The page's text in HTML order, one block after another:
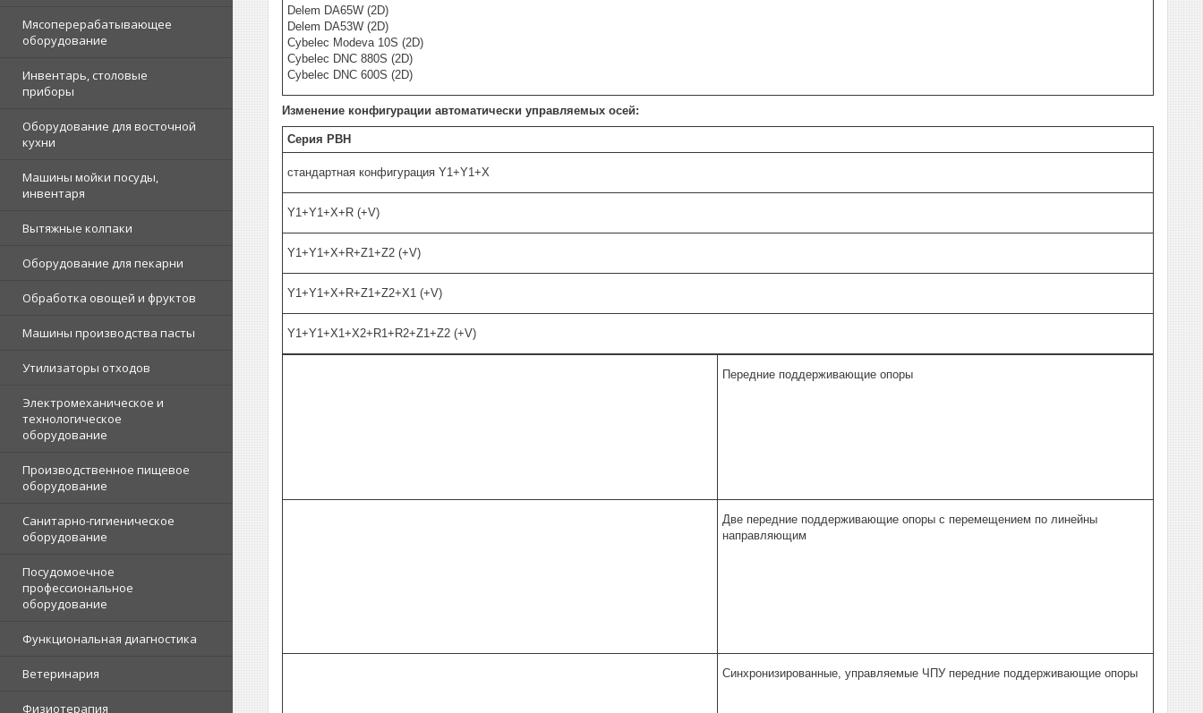
Мясоперерабатывающее
оборудование
Инвентарь, столовые
приборы
Оборудование для восточной
кухни
Машины мойки посуды,
инвентаря
Вытяжные колпаки
Оборудование для пекарни
Обработка овощей и фруктов
Машины производства пасты
Утилизаторы отходов
Электромеханическое и
технологическое
оборудование
Производственное пищевое
оборудование
Санитарно-гигиеническое
оборудование
Посудомоечное
профессиональное
оборудование
Функциональная диагностика
Ветеринария
Физиотерапия
Delem DA65W (2D)
Delem DA53W (2D)
Cybelec Modeva 10S (2D)
Cybelec DNC 880S (2D)
Cybelec DNC 600S (2D)
Изменение конфигурации автоматически управляемых осей:
Серия PBH
стандартная конфигурация Y1+Y1+X
Y1+Y1+X+R (+V)
Y1+Y1+X+R+Z1+Z2 (+V)
Y1+Y1+X+R+Z1+Z2+X1 (+V)
Y1+Y1+X1+X2+R1+R2+Z1+Z2 (+V)
Передние поддерживающие опоры
Две передние поддерживающие опоры с перемещением по линейны
направляющим
Синхронизированные, управляемые ЧПУ передние поддерживающие опоры